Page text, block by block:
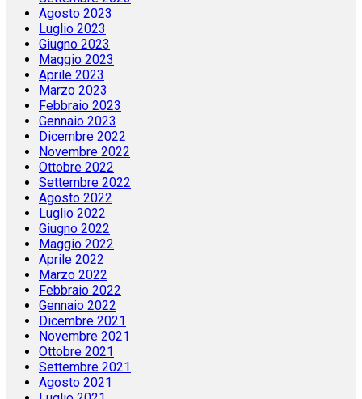
Agosto 2023
Luglio 2023
Giugno 2023
Maggio 2023
Aprile 2023
Marzo 2023
Febbraio 2023
Gennaio 2023
Dicembre 2022
Novembre 2022
Ottobre 2022
Settembre 2022
Agosto 2022
Luglio 2022
Giugno 2022
Maggio 2022
Aprile 2022
Marzo 2022
Febbraio 2022
Gennaio 2022
Dicembre 2021
Novembre 2021
Ottobre 2021
Settembre 2021
Agosto 2021